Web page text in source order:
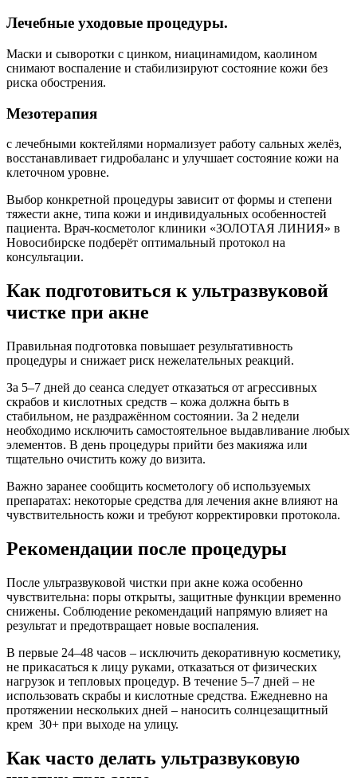
Лечебные уходовые процедуры.
Маски и сыворотки с цинком, ниацинамидом, каолином
снимают воспаление и стабилизируют состояние кожи без
риска обострения.
Мезотерапия
с лечебными коктейлями нормализует работу сальных желёз,
восстанавливает гидробаланс и улучшает состояние кожи на
клеточном уровне.
Выбор конкретной процедуры зависит от формы и степени
тяжести акне, типа кожи и индивидуальных особенностей
пациента. Врач-косметолог клиники «ЗОЛОТАЯ ЛИНИЯ» в
Новосибирске подберёт оптимальный протокол на
консультации.
Как подготовиться к ультразвуковой
чистке при акне
Правильная подготовка повышает результативность
процедуры и снижает риск нежелательных реакций.
За 5–7 дней до сеанса следует отказаться от агрессивных
скрабов и кислотных средств – кожа должна быть в
стабильном, не раздражённом состоянии. За 2 недели
необходимо исключить самостоятельное выдавливание любых
элементов. В день процедуры прийти без макияжа или
тщательно очистить кожу до визита.
Важно заранее сообщить косметологу об используемых
препаратах: некоторые средства для лечения акне влияют на
чувствительность кожи и требуют корректировки протокола.
Рекомендации после процедуры
После ультразвуковой чистки при акне кожа особенно
чувствительна: поры открыты, защитные функции временно
снижены. Соблюдение рекомендаций напрямую влияет на
результат и предотвращает новые воспаления.
В первые 24–48 часов – исключить декоративную косметику,
не прикасаться к лицу руками, отказаться от физических
нагрузок и тепловых процедур. В течение 5–7 дней – не
использовать скрабы и кислотные средства. Ежедневно на
протяжении нескольких дней – наносить солнцезащитный
крем 30+ при выходе на улицу.
Как часто делать ультразвуковую